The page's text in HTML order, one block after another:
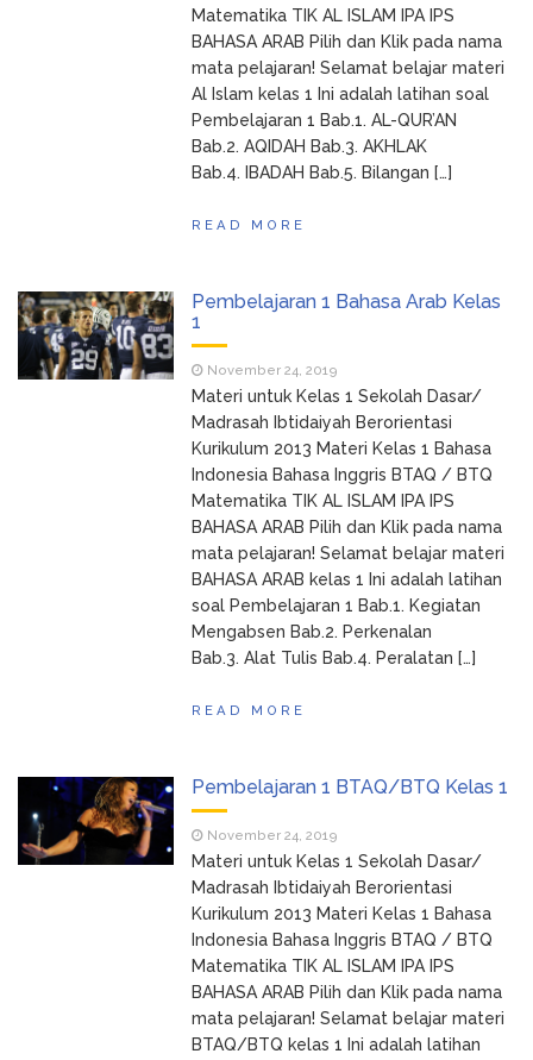
Matematika TIK AL ISLAM IPA IPS
BAHASA ARAB Pilih dan Klik pada nama
mata pelajaran! Selamat belajar materi
Al Islam kelas 1 Ini adalah latihan soal
Pembelajaran 1 Bab.1. AL-QUR’AN
Bab.2. AQIDAH Bab.3. AKHLAK
Bab.4. IBADAH Bab.5. Bilangan […]
READ MORE
Pembelajaran 1 Bahasa Arab Kelas
1
November 24, 2019
Materi untuk Kelas 1 Sekolah Dasar/
Madrasah Ibtidaiyah Berorientasi
Kurikulum 2013 Materi Kelas 1 Bahasa
Indonesia Bahasa Inggris BTAQ / BTQ
Matematika TIK AL ISLAM IPA IPS
BAHASA ARAB Pilih dan Klik pada nama
mata pelajaran! Selamat belajar materi
BAHASA ARAB kelas 1 Ini adalah latihan
soal Pembelajaran 1 Bab.1. Kegiatan
Mengabsen Bab.2. Perkenalan
Bab.3. Alat Tulis Bab.4. Peralatan […]
READ MORE
Pembelajaran 1 BTAQ/BTQ Kelas 1
November 24, 2019
Materi untuk Kelas 1 Sekolah Dasar/
Madrasah Ibtidaiyah Berorientasi
Kurikulum 2013 Materi Kelas 1 Bahasa
Indonesia Bahasa Inggris BTAQ / BTQ
Matematika TIK AL ISLAM IPA IPS
BAHASA ARAB Pilih dan Klik pada nama
mata pelajaran! Selamat belajar materi
BTAQ/BTQ kelas 1 Ini adalah latihan